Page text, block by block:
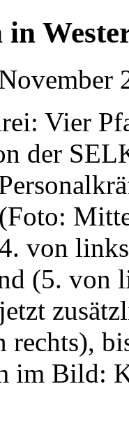
Vier
der
von
(5. von
rechts),
im Bild: